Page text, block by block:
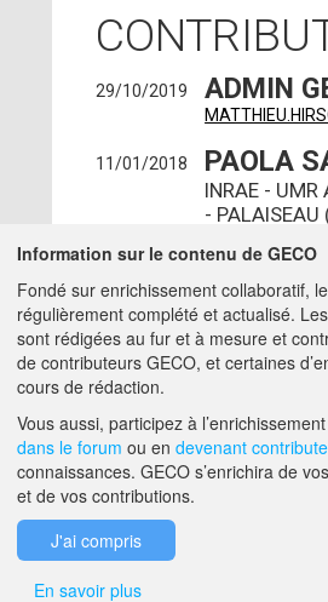
29/10/2019 ADMIN
11/01/2018 PAOLA
INRAE - UMR
- PALAISEAU
A PROPOS DE GECO
MENTIONS
Information sur le contenu de GECO
Fondé sur enrichissement collaboratif,
régulièrement complété et actualisé.
sont rédigées au fur et à mesure et
de contributeurs GECO, et certaines
cours de rédaction.
Vous aussi, participez à
dans le forum ou en devenant
connaissances. GECO s’enrichira de
et de vos contributions.
J'ai compris
En savoir plus